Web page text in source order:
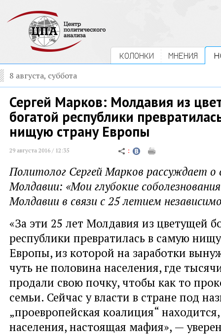
КОЛОНКИ МНЕНИЯ
8 августа, суббота
Сергей Марков: Молдавия из
богатой республики
нищую страну Европы
29 августа 2016 / 12:35
Политолог Сергей Марков рассуждает о
Молдавии: «Мои глубокие
Молдавии в связи с 25 летием
«За эти 25 лет Молдавия из цветущей
республики превратилась в самую
Европы, из которой на заработки
чуть не половина населения, где
продали свою почку, чтобы как то
семьи. Сейчас у власти в стране под
„проевропейская коалиция“
населения, настоящая мафия», —